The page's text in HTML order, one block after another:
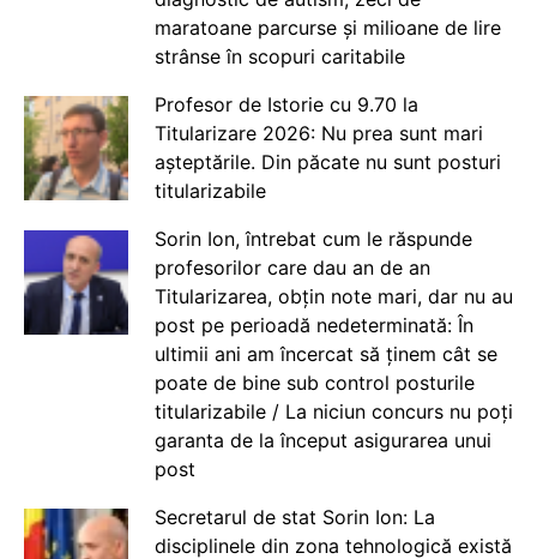
maratoane parcurse și milioane de lire
strânse în scopuri caritabile
Profesor de Istorie cu 9.70 la
Titularizare 2026: Nu prea sunt mari
așteptările. Din păcate nu sunt posturi
titularizabile
Sorin Ion, întrebat cum le răspunde
profesorilor care dau an de an
Titularizarea, obțin note mari, dar nu au
post pe perioadă nedeterminată: În
ultimii ani am încercat să ținem cât se
poate de bine sub control posturile
titularizabile / La niciun concurs nu poți
garanta de la început asigurarea unui
post
Secretarul de stat Sorin Ion: La
disciplinele din zona tehnologică există